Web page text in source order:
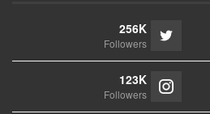
256K
Followers
123K
Followers